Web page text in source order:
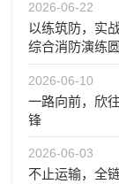
2026-06-22
以练筑防，实
综合消防演练
2026-06-10
一路向前，欣
锋
2026-06-03
不止运输，全